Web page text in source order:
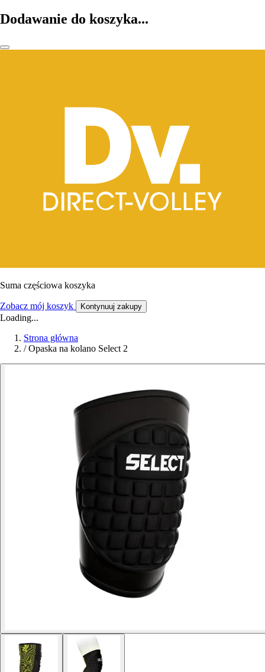
Dodawanie do koszyka...
Suma częściowa koszyka
Zobacz mój koszyk Kontynuuj zakupy
Loading...
Strona główna
/ Opaska na kolano Select 2